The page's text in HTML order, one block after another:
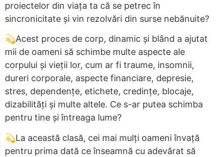
proiectelor din viața ta că se petrec în
sincronicitate și vin rezolvări din surse nebănuite?
💫Acest proces de corp, dinamic și blând a ajutat
mii de oameni să schimbe multe aspecte ale
corpului și vieții lor, cum ar fi traume, insomnii,
dureri corporale, aspecte financiare, depresie,
stres, dependențe, etichete, credințe, blocaje,
dizabilități și multe altele. Ce s-ar putea schimba
pentru tine și întreaga lume?
💫La această clasă, cei mai mulți oameni învață
pentru prima dată ce înseamnă cu adevărat să